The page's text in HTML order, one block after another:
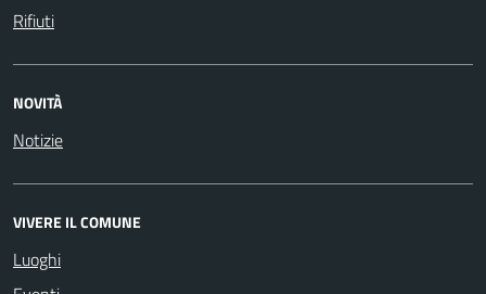
Rifiuti
NOVITÀ
Notizie
VIVERE IL COMUNE
Luoghi